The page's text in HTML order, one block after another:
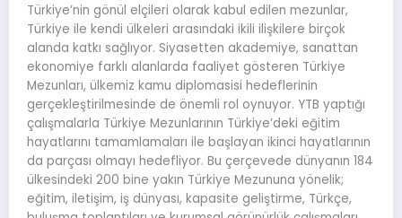
Türkiye’nin gönül elçileri olarak kabul edilen mezunlar,
Türkiye ile kendi ülkeleri arasındaki ikili ilişkilere birçok
alanda katkı sağlıyor. Siyasetten akademiye, sanattan
ekonomiye farklı alanlarda faaliyet gösteren Türkiye
Mezunları, ülkemiz kamu diplomasisi hedeflerinin
gerçekleştirilmesinde de önemli rol oynuyor. YTB yaptığı
çalışmalarla Türkiye Mezunlarının Türkiye’deki eğitim
hayatlarını tamamlamaları ile başlayan ikinci hayatlarının
da parçası olmayı hedefliyor. Bu çerçevede dünyanın 184
ülkesindeki 200 bine yakın Türkiye Mezununa yönelik;
eğitim, iletişim, iş dünyası, kapasite geliştirme, Türkçe,